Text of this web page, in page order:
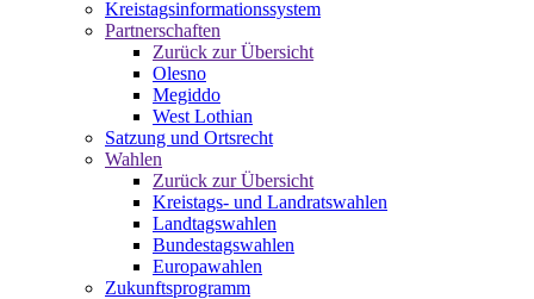
Kreistagsinformationssystem
Partnerschaften
Zurück zur Übersicht
Olesno
Megiddo
West Lothian
Satzung und Ortsrecht
Wahlen
Zurück zur Übersicht
Kreistags- und Landratswahlen
Landtagswahlen
Bundestagswahlen
Europawahlen
Zukunftsprogramm